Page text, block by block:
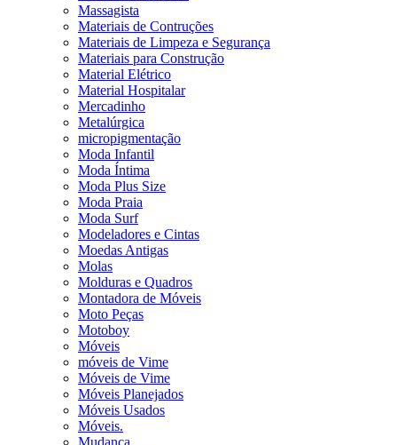
Massagista
Materiais de Contruções
Materiais de Limpeza e Segurança
Materiais para Construção
Material Elétrico
Material Hospitalar
Mercadinho
Metalúrgica
micropigmentação
Moda Infantil
Moda Íntima
Moda Plus Size
Moda Praia
Moda Surf
Modeladores e Cintas
Moedas Antigas
Molas
Molduras e Quadros
Montadora de Móveis
Moto Peças
Motoboy
Móveis
móveis de Vime
Móveis de Vime
Móveis Planejados
Móveis Usados
Móveis.
Mudança